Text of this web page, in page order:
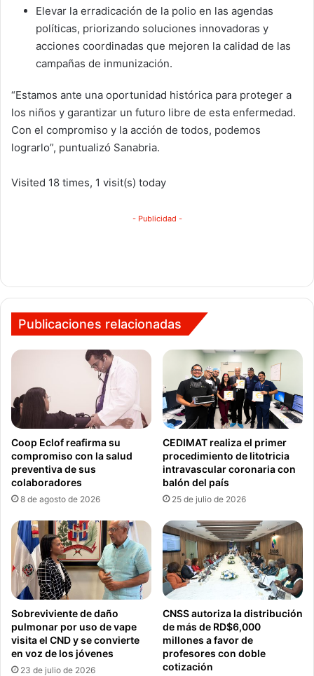
Elevar la erradicación de la polio en las agendas
políticas, priorizando soluciones innovadoras y
acciones coordinadas que mejoren la calidad de las
campañas de inmunización.
“Estamos ante una oportunidad histórica para proteger a
los niños y garantizar un futuro libre de esta enfermedad.
Con el compromiso y la acción de todos, podemos
lograrlo”, puntualizó Sanabria.
Visited 18 times, 1 visit(s) today
- Publicidad -
Publicaciones relacionadas
Coop Eclof reafirma su
compromiso con la salud
preventiva de sus
colaboradores
8 de agosto de 2026
CEDIMAT realiza el primer
procedimiento de litotricia
intravascular coronaria con
balón del país
25 de julio de 2026
Sobreviviente de daño
pulmonar por uso de vape
visita el CND y se convierte
en voz de los jóvenes
23 de julio de 2026
CNSS autoriza la distribución
de más de RD$6,000
millones a favor de
profesores con doble
cotización